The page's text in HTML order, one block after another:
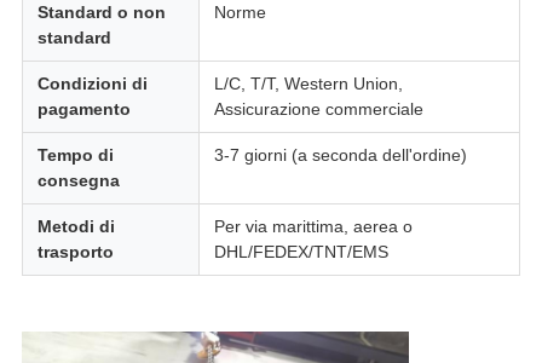
Standard o non
standard
Norme
Condizioni di
pagamento
L/C, T/T, Western Union,
Assicurazione commerciale
Tempo di
consegna
3-7 giorni (a seconda dell'ordine)
Metodi di
trasporto
Per via marittima, aerea o
DHL/FEDEX/TNT/EMS